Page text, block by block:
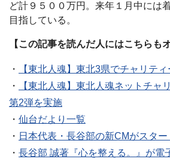
ど計９５００万円。来年１月中には
目指している。
【この記事を読んだ人にはこちらも
・
【東北人魂】東北3県でチャリテ
・
【東北人魂】東北人魂ネットチャ
第2弾を実施
・ 仙台だより一覧
・ 日本代表・長谷部の新CMがスター
・ 長谷部 誠著『心を整える。』が電